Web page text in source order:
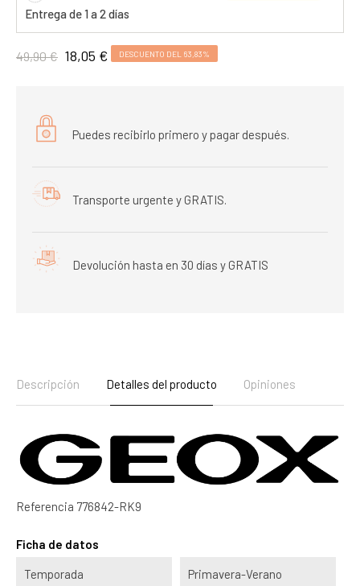
Entrega de 1 a 2 días
49,90 € 18,05 € DESCUENTO DEL 63,83%
Puedes recibirlo primero y pagar después.
Transporte urgente y GRATIS.
Devolución hasta en 30 días y GRATIS
Descripción Detalles del producto Opiniones
Referencia 776842-RK9
Ficha de datos
Temporada Primavera-Verano